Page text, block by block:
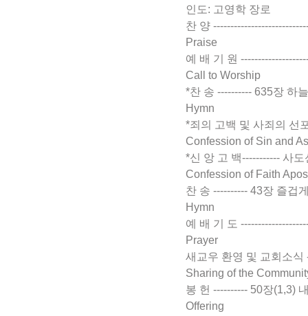
인도: 고영학 장로
찬 양
Praise
예 배 기 원
Call to Worship
*찬 송 ---------- 635장 하
Hymn
*죄의 고백 및 사죄의 선
Confession of Sin and
*신 앙 고 백----------- 사도
Confession of Faith
찬 송 ---------- 43장 즐겁
Hymn
예 배 기 도
Prayer
새교우 환영 및 교회소식
Sharing of the
봉 헌 ---------- 50장(1,3)
Offering